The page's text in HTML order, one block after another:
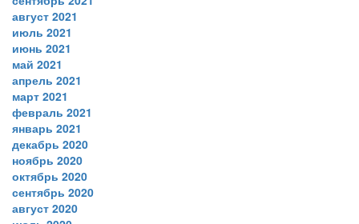
август 2021
июль 2021
июнь 2021
май 2021
апрель 2021
март 2021
февраль 2021
январь 2021
декабрь 2020
ноябрь 2020
октябрь 2020
сентябрь 2020
август 2020